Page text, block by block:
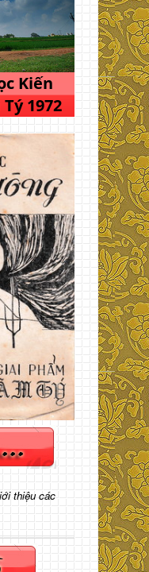
Kiến
1972
thiệu các